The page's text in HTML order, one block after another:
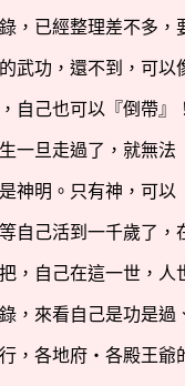
，已經整理差不多，
武功，還不到，可以
自己也可以『倒帶』！
一旦走過了，就無法
神明。只有神，可以
自己活到一千歲了，
，自己在這一世，人
，來看自己是功是過
，各地府‧各殿王爺